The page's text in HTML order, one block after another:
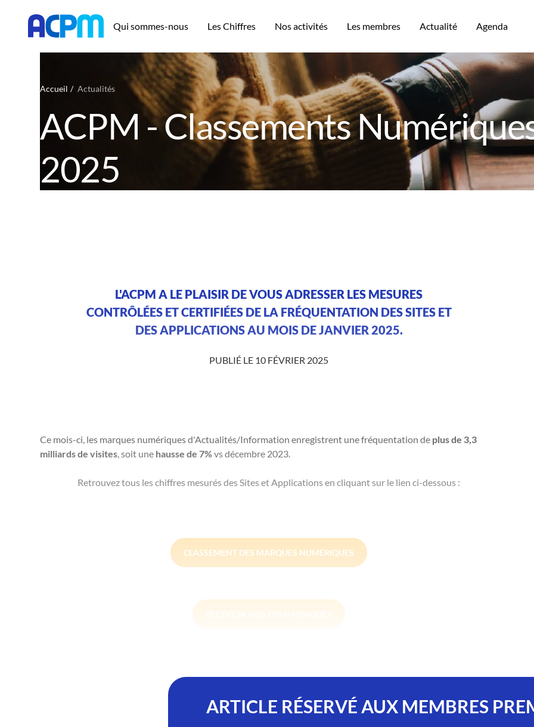
Qui sommes-nous Les Chiffres Nos activités Les membres Actualité Agenda
Accueil Actualités
ACPM - Classements
2025
L'ACPM A LE PLAISIR DE VOUS ADRESSER LES MESURES
CONTRÔLÉES ET CERTIFIÉES DE LA FRÉQUENTATION DES SITES ET
DES APPLICATIONS AU MOIS DE JANVIER 2025.
PUBLIÉ LE 10 FÉVRIER 2025
Ce mois-ci, les marques numériques d'Actualités/Information enregistrent une fréquentation de plus de 3,3
milliards de visites , soit une hausse de 7%vs décembre 2023.
Retrouvez tous les chiffres mesurés des Sites et Applications en cliquant sur le lien ci-dessous :
CLASSEMENT DES MARQUES NUMÉRIQUES
ARTICLE RÉSERVÉ AUX MEMBRES